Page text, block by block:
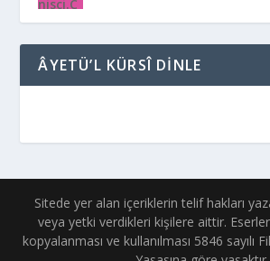
ÂYETÜ’L KÜRSÎ DINLE
Sitede yer alan içeriklerin telif hakları
veya yetki verdikleri kişilere aittir.
kopyalanması ve kullanılması 5846 sayılı